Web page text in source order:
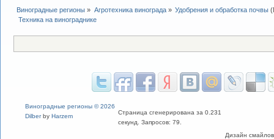
Виноградные регионы » Агротехника винограда» Удобрения и обработка почвы
Техника на винограднике
Дизайн
Виноградные регионы © 2026
Dilberby Harzem
Страница сгенерирована за 0.231
секунд. Запросов: 79.